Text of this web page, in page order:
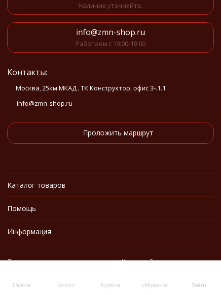
Главная Каталог Корзина Избранное Войти
Наличие уточняйте.
info@zmn-shop.ru
Работаем с 10:00-19:00
Контакты:
Москва, 25км МКАД . ТК Конструктор, офис З-.1.1
info@zmn-shop.ru
Проложить маршрут
Каталог товаров
Помощь
Информация
Политика персональных данных Карта сайта